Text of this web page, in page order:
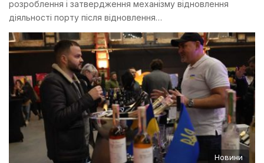
розроблення і затвердження механізму відновлення
діяльності порту після відновлення…
Новини